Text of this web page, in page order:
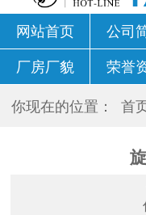
网站首页 公司
厂房厂貌 荣誉
你现在的位置： 首